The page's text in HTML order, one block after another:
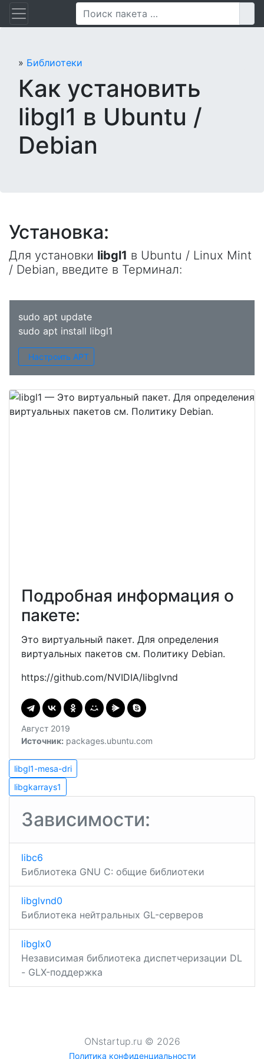
Перейти
» Библиотеки
Как установить
libgl1 в Ubuntu /
Debian
Установка:
Для установки libgl1 в Ubuntu / Linux Mint
/ Debian, введите в Терминал:
sudo apt update
sudo apt install libgl1
Настроить APT
Подробная информация о
пакете:
Это виртуальный пакет. Для определения
виртуальных пакетов см. Политику Debian.
https://github.com/NVIDIA/libglvnd
Август 2019
Источник: packages.ubuntu.com
Навигация
по
записям
libgl1-
mesa-
dri
libgl1-mesa-dri
libgkarrays1
libgkarrays1
Зависимости:
libc6
Библиотека GNU C: общие библиотеки
libglvnd0
Библиотека нейтральных GL-серверов
libglx0
Независимая библиотека диспетчеризации DL
- GLX-поддержка
ONstartup.ru © 2026
Политика конфиденциальности